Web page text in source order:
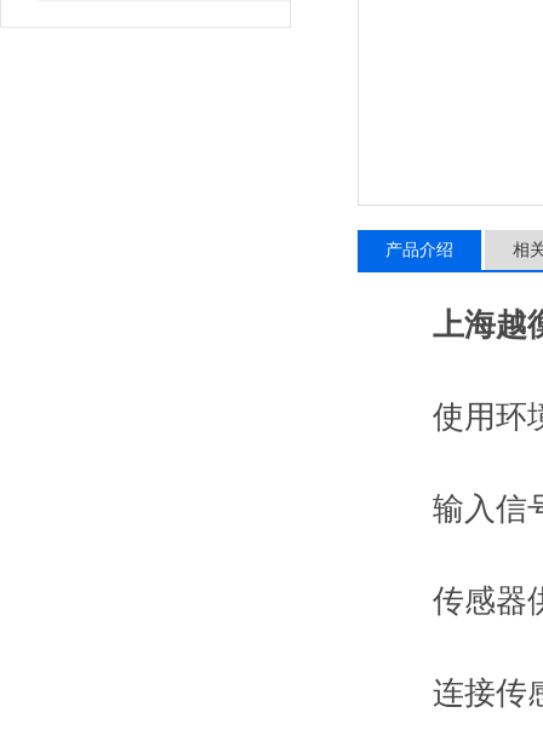
产品介绍 相
上海越
使用环
输入信号
传感器供
连接传感